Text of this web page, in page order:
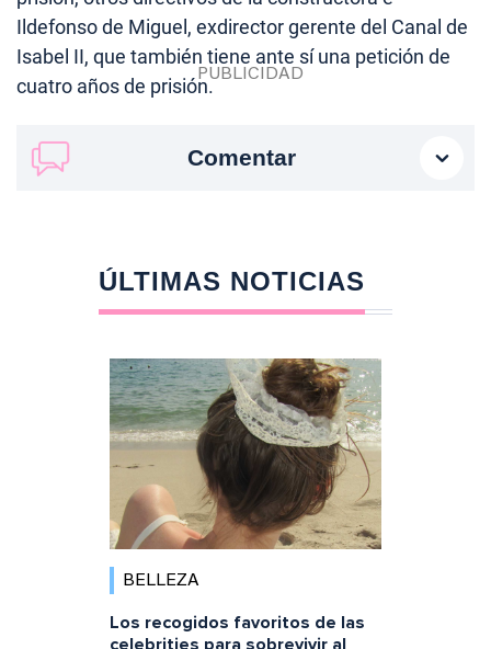
Ildefonso de Miguel, exdirector gerente del Canal de
Isabel II, que también tiene ante sí una petición de
cuatro años de prisión.
Comentar
ÚLTIMAS NOTICIAS
BELLEZA
Los recogidos favoritos de las
celebrities para sobrevivir al